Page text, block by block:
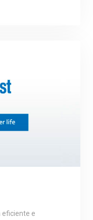
eficiente e